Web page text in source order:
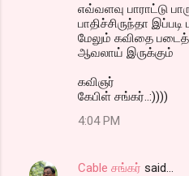
எவ்வளவு பாராட்டு
பாதிச்சிருந்தா
மேலும் கவிதை
ஆவலாய் இருக்கும்
கவிஞர்
கேபிள் சங்கர்..:))))
4:04 PM
Cable சங்கர் said…